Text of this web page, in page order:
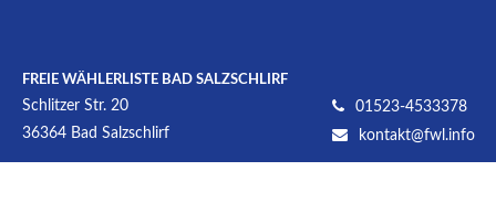
FREIE WÄHLERLISTE BAD SALZSCHLIRF
Schlitzer Str. 20
36364 Bad Salzschlirf
01523-4533378
kontakt@fwl.info